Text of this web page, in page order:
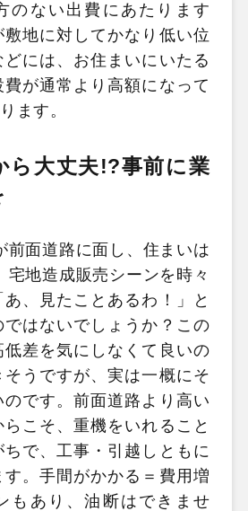
のない出費にあたります
地に対してかなり低い位
には、お住まいにいたる
費が通常より高額になって
ます。
ら大丈夫!?事前に業
前面道路に面し、住まいは
宅地造成販売シーンを時々
、見たことあるわ！」と
はないでしょうか？この
差を気にしなくて良いの
うですが、実は一概にそ
のです。前面道路より高い
こそ、重機をいれること
で、工事・引越しともに
。手間がかかる＝費用増
もあり、油断はできませ